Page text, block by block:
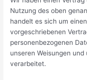
Nutzung des oben
handelt es sich um
vorgeschriebenen
personenbezogenen
unseren Weisungen
verarbeitet.